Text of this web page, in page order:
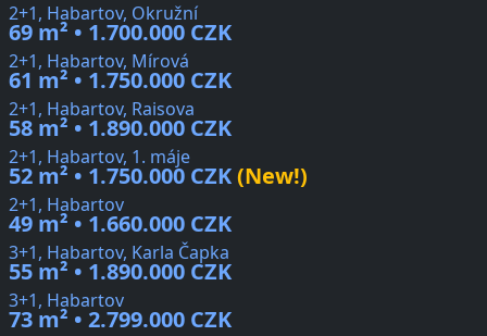
2+1, Habartov, Okružní
69 m² • 1.700.000 CZK
2+1, Habartov, Mírová
61 m² • 1.750.000 CZK
2+1, Habartov, Raisova
58 m² • 1.890.000 CZK
2+1, Habartov, 1. máje
52 m² • 1.750.000 CZK(New!)
2+1, Habartov
49 m² • 1.660.000 CZK
3+1, Habartov, Karla Čapka
55 m² • 1.890.000 CZK
3+1, Habartov
73 m² • 2.799.000 CZK